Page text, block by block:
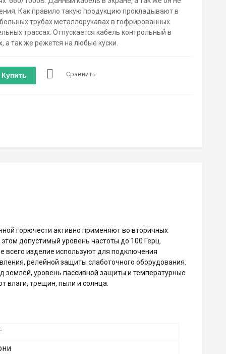
Как правило такую продукцию прокладывают в
трубах металлорукавах в гофрированных
трассах. Отпускается кабель контрольный в
а так же режется на любые куски.
Купить Сравнить
горючести активно применяют во вторичных
допустимый уровень частоты до 100 Герц.
всего изделие используют для подключения
релейной защиты слаботочного оборудования.
землей, уровень пассивной защиты и температурные
влаги, трещин, пыли и солнца.